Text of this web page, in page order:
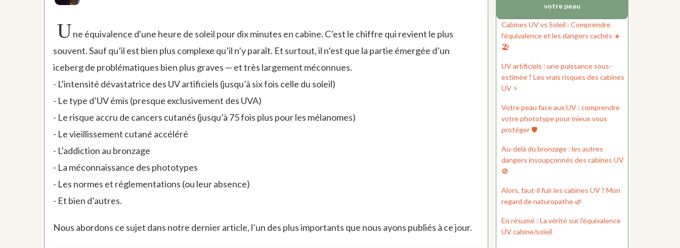
Une équivalence d'une heure de soleil pour dix minutes en cabine. C’est le chiffre qui revient le plus
souvent. Sauf qu’il est bien plus complexe qu’il n’y paraît. Et surtout, il n’est que la partie émergée d’un
iceberg de problématiques bien plus graves — et très largement méconnues.
- L’intensité dévastatrice des UV artificiels (jusqu’à six fois celle du soleil)
- Le type d’UV émis (presque exclusivement des UVA)
- Le risque accru de cancers cutanés (jusqu’à 75 fois plus pour les mélanomes)
- Le vieillissement cutané accéléré
- L’addiction au bronzage
- La méconnaissance des phototypes
- Les normes et réglementations (ou leur absence)
- Et bien d’autres.
Nous abordons ce sujet dans notre dernier article, l’un des plus importants que nous ayons publiés à ce jour.
votre peau
Cabines UV vs Soleil : Comprendre
l'équivalence et les dangers cachés ☀️
🏖️
UV artificiels : une puissance sous-
estimée ? Les vrais risques des cabines
UV ⚡
Votre peau face aux UV : comprendre
votre phototype pour mieux vous
protéger 🛡️
Au-delà du bronzage : les autres
dangers insoupçonnés des cabines UV
🚫
Alors, faut-il fuir les cabines UV ? Mon
regard de naturopathe 🌿
En résumé : La vérité sur l'équivalence
UV cabine/soleil